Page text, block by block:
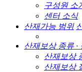
구성원 소
센터 소식
산재가능 범위
산재보상 종류 ·
산재보상
산재보상